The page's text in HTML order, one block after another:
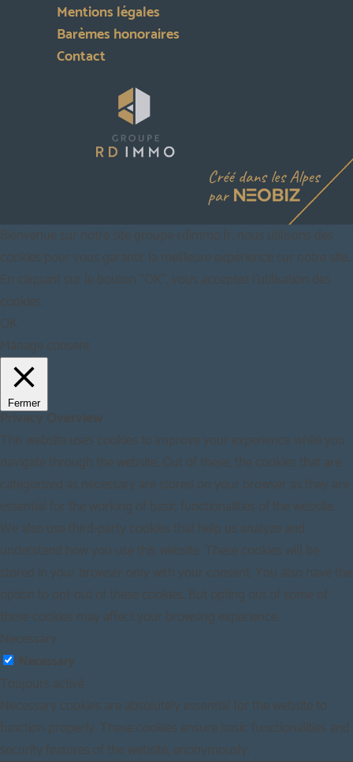
Mentions légales
Barèmes honoraires
Contact
Bienvenue sur notre site groupe-rdimmo.fr, nous utilisons des
cookies pour vous garantir la meilleure expérience sur notre site.
En cliquant sur le bouton “OK”, vous acceptez l'utilisation des
cookies.
OK
Manage consent
Fermer
Privacy Overview
This website uses cookies to improve your experience while you
navigate through the website. Out of these, the cookies that are
categorized as necessary are stored on your browser as they are
essential for the working of basic functionalities of the website.
We also use third-party cookies that help us analyze and
understand how you use this website. These cookies will be
stored in your browser only with your consent. You also have the
option to opt-out of these cookies. But opting out of some of
these cookies may affect your browsing experience.
Necessary
Necessary
Toujours activé
Necessary cookies are absolutely essential for the website to
function properly. These cookies ensure basic functionalities and
security features of the website, anonymously.